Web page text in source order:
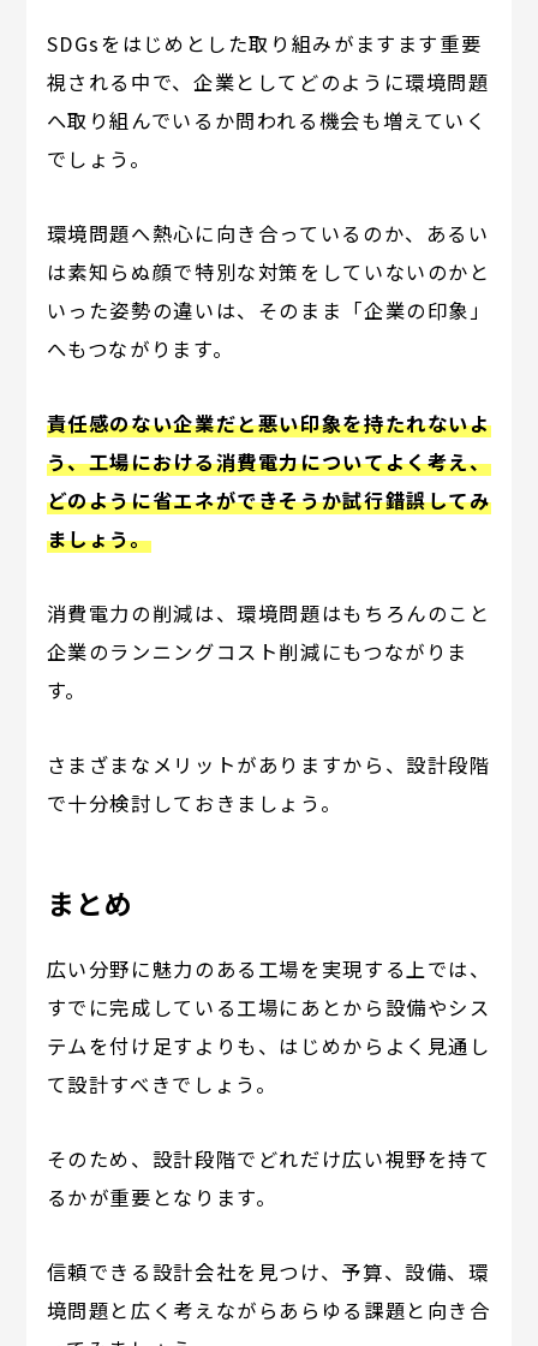
SDGsをはじめとした取り組みがますます重要
視される中で、企業としてどのように環境問題
へ取り組んでいるか問われる機会も増えていく
でしょう。
環境問題へ熱心に向き合っているのか、あるい
は素知らぬ顔で特別な対策をしていないのかと
いった姿勢の違いは、そのまま「企業の印象」
へもつながります。
責任感のない企業だと悪い印象を持たれないよ
う、工場における消費電力についてよく考え、
どのように省エネができそうか試行錯誤してみ
ましょう。
消費電力の削減は、環境問題はもちろんのこと
企業のランニングコスト削減にもつながりま
す。
さまざまなメリットがありますから、設計段階
で十分検討しておきましょう。
まとめ
広い分野に魅力のある工場を実現する上では、
すでに完成している工場にあとから設備やシス
テムを付け足すよりも、はじめからよく見通し
て設計すべきでしょう。
そのため、設計段階でどれだけ広い視野を持て
るかが重要となります。
信頼できる設計会社を見つけ、予算、設備、環
境問題と広く考えながらあらゆる課題と向き合